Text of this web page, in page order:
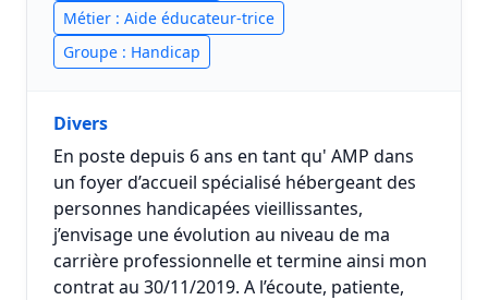
Métier : Aide éducateur-trice
Groupe : Handicap
Divers
En poste depuis 6 ans en tant qu' AMP dans
un foyer d’accueil spécialisé hébergeant des
personnes handicapées vieillissantes,
j’envisage une évolution au niveau de ma
carrière professionnelle et termine ainsi mon
contrat au 30/11/2019. A l’écoute, patiente,